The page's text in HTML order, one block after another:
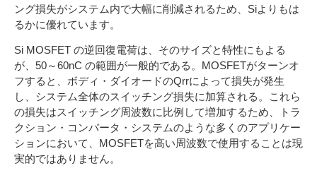
ング損失がシステム内で大幅に削減されるため、Siよりもは
るかに優れています。
Si MOSFET の逆回復電荷は、そのサイズと特性にもよる
が、50～60nC の範囲が一般的である。MOSFETがターンオ
フすると、ボディ・ダイオードのQrrによって損失が発生
し、システム全体のスイッチング損失に加算される。これら
の損失はスイッチング周波数に比例して増加するため、トラ
クション・コンバータ・システムのような多くのアプリケー
ションにおいて、MOSFETを高い周波数で使用することは現
実的ではありません。